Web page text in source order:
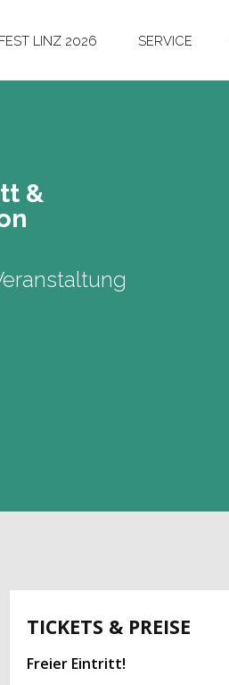
LINZ 2026 SERVICE
&
TICKETS & PREISE
Freier Eintritt!